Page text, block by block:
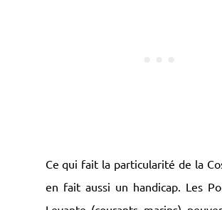
Ce qui fait la particularité de la
en fait aussi un handicap. Les